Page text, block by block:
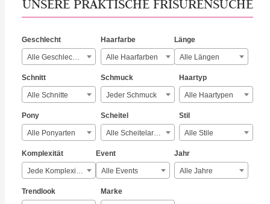
UNSERE PRAKTISCHE FRISURENSUCHE
Geschlecht
Alle Geschlechter
Haarfarbe
Alle Haarfarben
Länge
Alle Längen
Schnitt
Alle Schnitte
Schmuck
Jeder Schmuck
Haartyp
Alle Haartypen
Pony
Alle Ponyarten
Scheitel
Alle Scheitelarten
Stil
Alle Stile
Komplexität
Jede Komplexität
Event
Alle Events
Jahr
Alle Jahre
Trendlook Marke